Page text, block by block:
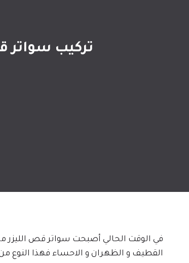
تركيب سواتر قص ليزر الدمام ت:
في الوقت الحالي أصبحت سواتر قص الليزر
القطيف و الظهران و الاحساء فهذا النوع